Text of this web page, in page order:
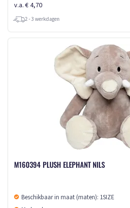
v.a. € 4,70
2 - 3 werkdagen
M160394 PLUSH ELEPHANT NILS
Beschikbaar in maat (maten): 1SIZE